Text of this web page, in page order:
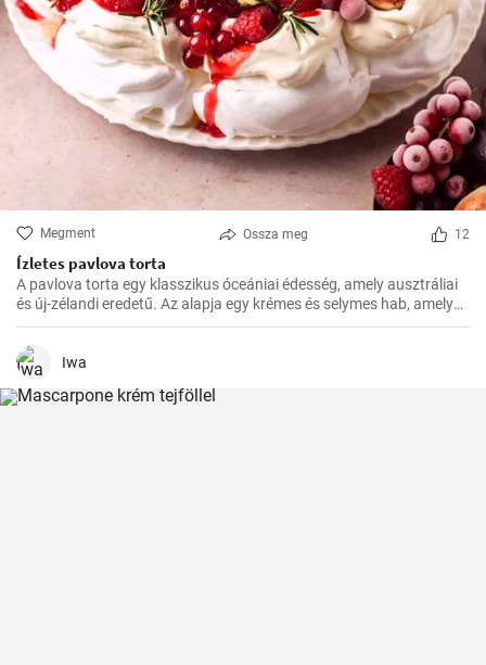
Megment Ossza meg 12
Ízletes pavlova torta
A pavlova torta egy klasszikus óceániai édesség, amely ausztráliai
és új-zélandi eredetű. Az alapja egy krémes és selymes hab, amelyet
a tetején friss gyümölcsökkel, például egyszerűen málnával vagy
eperrel, díszítenek
Iwa